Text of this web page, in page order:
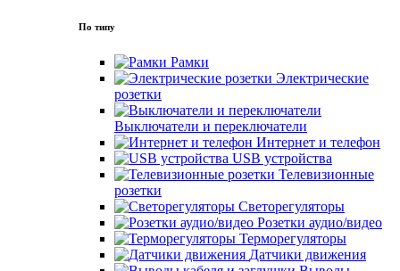
По типу
Рамки
Электрические
розетки
Выключатели и переключатели
Интернет и телефон
USB устройства
Телевизионные
розетки
Светорегуляторы
Розетки аудио/видео
Терморегуляторы
Датчики движения